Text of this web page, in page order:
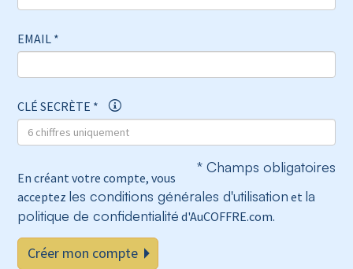
EMAIL *
CLÉ SECRÈTE *
* Champs obligatoires
En créant votre compte, vous
acceptez les conditions générales d'utilisation et la
politique de confidentialité d'AuCOFFRE.com.
Créer mon compte